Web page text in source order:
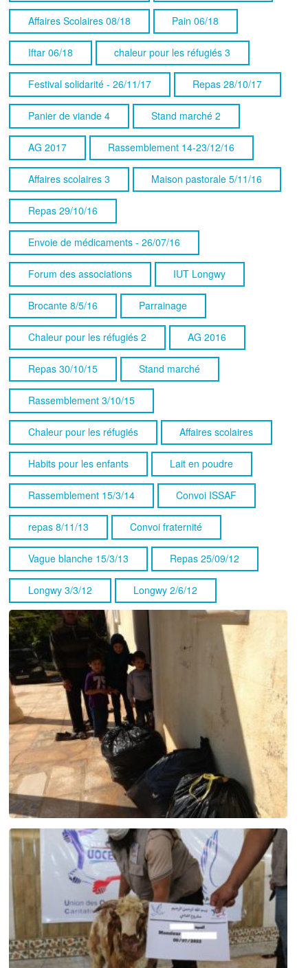
Affaires Scolaires 08/18 Pain 06/18
Iftar 06/18 chaleur pour les réfugiés 3
Festival solidarité - 26/11/17 Repas 28/10/17
Panier de viande 4 Stand marché 2
AG 2017 Rassemblement 14-23/12/16
Affaires scolaires 3 Maison pastorale 5/11/16
Repas 29/10/16
Envoie de médicaments - 26/07/16
Forum des associations IUT Longwy
Brocante 8/5/16 Parrainage
Chaleur pour les réfugiés 2 AG 2016
Repas 30/10/15 Stand marché
Rassemblement 3/10/15
Chaleur pour les réfugiés Affaires scolaires
Habits pour les enfants Lait en poudre
Rassemblement 15/3/14 Convoi ISSAF
repas 8/11/13 Convoi fraternité
Vague blanche 15/3/13 Repas 25/09/12
Longwy 3/3/12 Longwy 2/6/12